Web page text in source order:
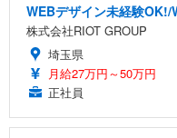
WEBデザイン未経験OK!/
株式会社RIOT GROUP
埼玉県
月給27万円～50万円
正社員